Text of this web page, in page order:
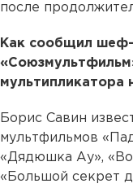
после
Как сообщил
мультипликатора
Борис Савин
мультфильмов
«Дядюшка Ау»,
«Большой секрет